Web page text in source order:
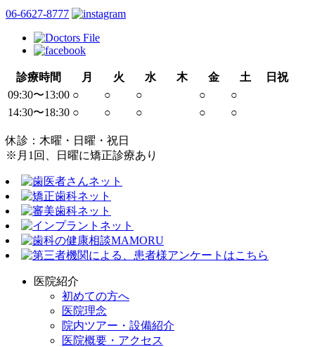
06-6627-8777
診療時間 月 火 水 木 金 土
日祝
09:30〜13:00 ○ ○ ○ ○
○
14:30〜18:30 ○ ○ ○ ○ ○
休診：木曜・日曜・祝日
※月1回、日曜に矯正診療あり
医院紹介
初めての方へ
医院理念
院内ツアー・設備紹介
医院概要・アクセス